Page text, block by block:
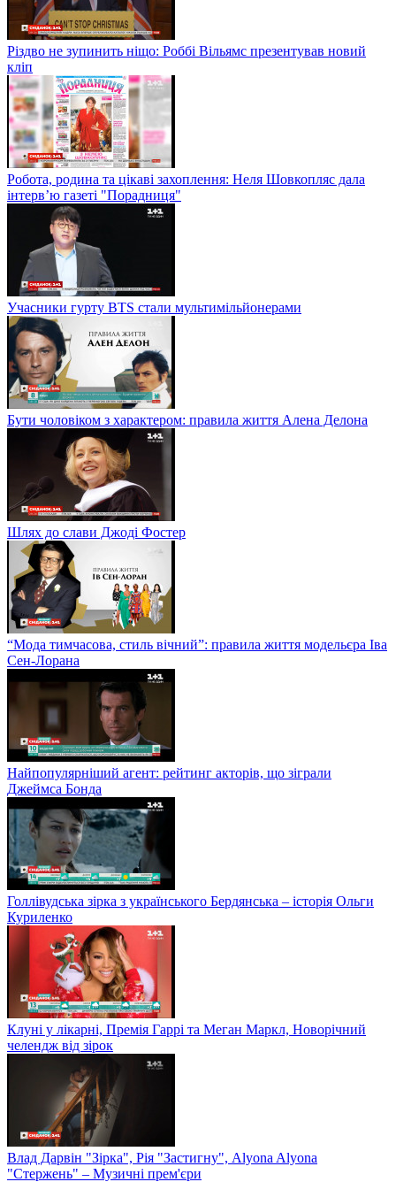
Різдво не зупинить ніщо: Роббі Вільямс презентував новий
кліп
Робота, родина та цікаві захоплення: Неля Шовкопляс дала
інтерв’ю газеті "Порадниця"
Учасники гурту BTS стали мультимільйонерами
Бути чоловіком з характером: правила життя Алена Делона
Шлях до слави Джоді Фостер
“Мода тимчасова, стиль вічний”: правила життя модельєра Іва
Сен-Лорана
Найпопулярніший агент: рейтинг акторів, що зіграли
Джеймса Бонда
Голлівудська зірка з українського Бердянська – історія Ольги
Куриленко
Клуні у лікарні, Премія Гаррі та Меган Маркл, Новорічний
челендж від зірок
Влад Дарвін "Зірка", Рія "Застигну", Alyona Alyona
"Стержень" – Музичні прем'єри